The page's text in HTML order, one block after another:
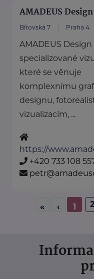
AMADEUS
Bítovská 7 Praha 4
AMADEUS Design
specializované
které se věnuje
komplexnímu
designu,
vizualizacím, ...
https://
+420 733 108
« ‹ 1 2